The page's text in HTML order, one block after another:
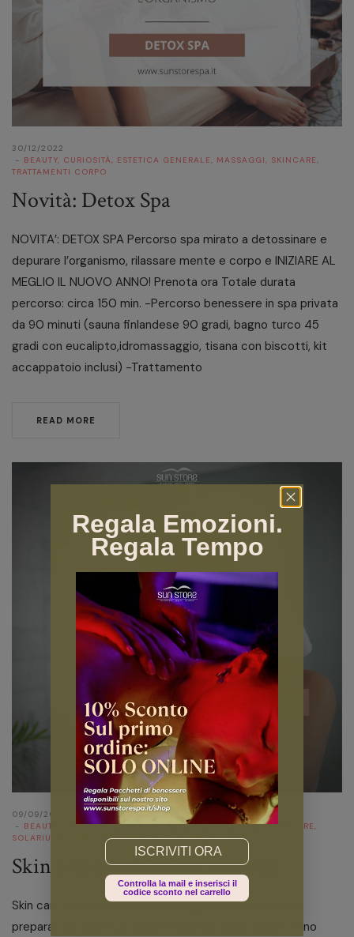
30/12/2022
BEAUTY, CURIOSITÀ, ESTETICA GENERALE, MASSAGGI, SKINCARE,
TRATTAMENTI CORPO
Novità: Detox Spa
NOVITA’: DETOX SPA Percorso spa mirato a detossinare e
depurare l’organismo, rilassare mente e corpo e INIZIARE AL
MEGLIO IL NUOVO ANNO! Prenota ora Totale durata
percorso: circa 150 min. -Percorso benessere in spa privata
da 90 minuti (sauna finlandese 90 gradi, bagno turco 45
gradi con eucalipto,idromassaggio, tisana con biscotti, kit
accappatoio inclusi) -Trattamento
READ MORE
09/09/2022
BEAUTY
CURIOSITÀ,ESTETICA GENERALE,LIFESTYLE,SKINCARE,
SOLARIUM
TRATTAMENTI CORPO,TRATTAMENTI VISO
Skin care routine post vacanze
Skin care routine post vacanze: rigenera la tua pelle e
preparati al cambio di stagione! Le vacanze estive sono
Regala Emozioni.
Regala Tempo
Email
Controlla la mail e inserisci il
codice sconto nel carrello